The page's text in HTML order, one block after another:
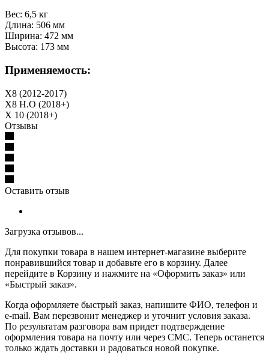
Вес: 6,5 кг
Длина: 506 мм
Ширина: 472 мм
Высота: 173 мм
Применяемость:
X8 (2012-2017)
X8 H.O (2018+)
X 10 (2018+)
Отзывы
Оставить отзыв
Загрузка отзывов...
Для покупки товара в нашем интернет-магазине выберите
понравившийся товар и добавьте его в корзину. Далее
перейдите в Корзину и нажмите на «Оформить заказ» или
«Быстрый заказ».
Когда оформляете быстрый заказ, напишите ФИО, телефон и
e-mail. Вам перезвонит менеджер и уточнит условия заказа.
По результатам разговора вам придет подтверждение
оформления товара на почту или через СМС. Теперь останется
только ждать доставки и радоваться новой покупке.